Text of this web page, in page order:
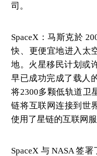
司。
SpaceX：马斯克於
快、更便宜地进入太
地。火星移民计划或
早已成功完成了载人
将2300多颗低轨道卫
链将互联网连接到世
使用了星链的互联网
SpaceX 与 NASA 签